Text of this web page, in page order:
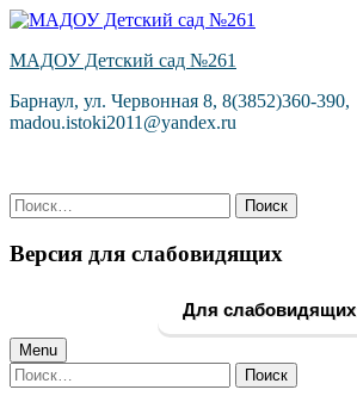
Skip
content
МАДОУ Детский сад №261
Барнаул, ул. Червонная 8, 8(3852)360-390,
madou.istoki2011@yandex.ru
Найти:
Версия для слабовидящих
Для слабовидящих
Primary
Menu
Menu
Найти: